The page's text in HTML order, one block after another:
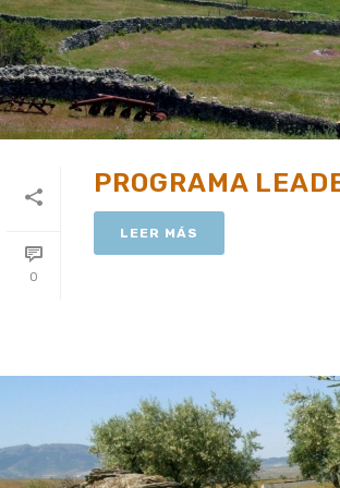
0
PROGRAMA
LEER MÁS